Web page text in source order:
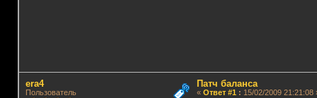
era4
Пользователь
Патч баланса
« Ответ #1 : 15/02/2009 21:21:08